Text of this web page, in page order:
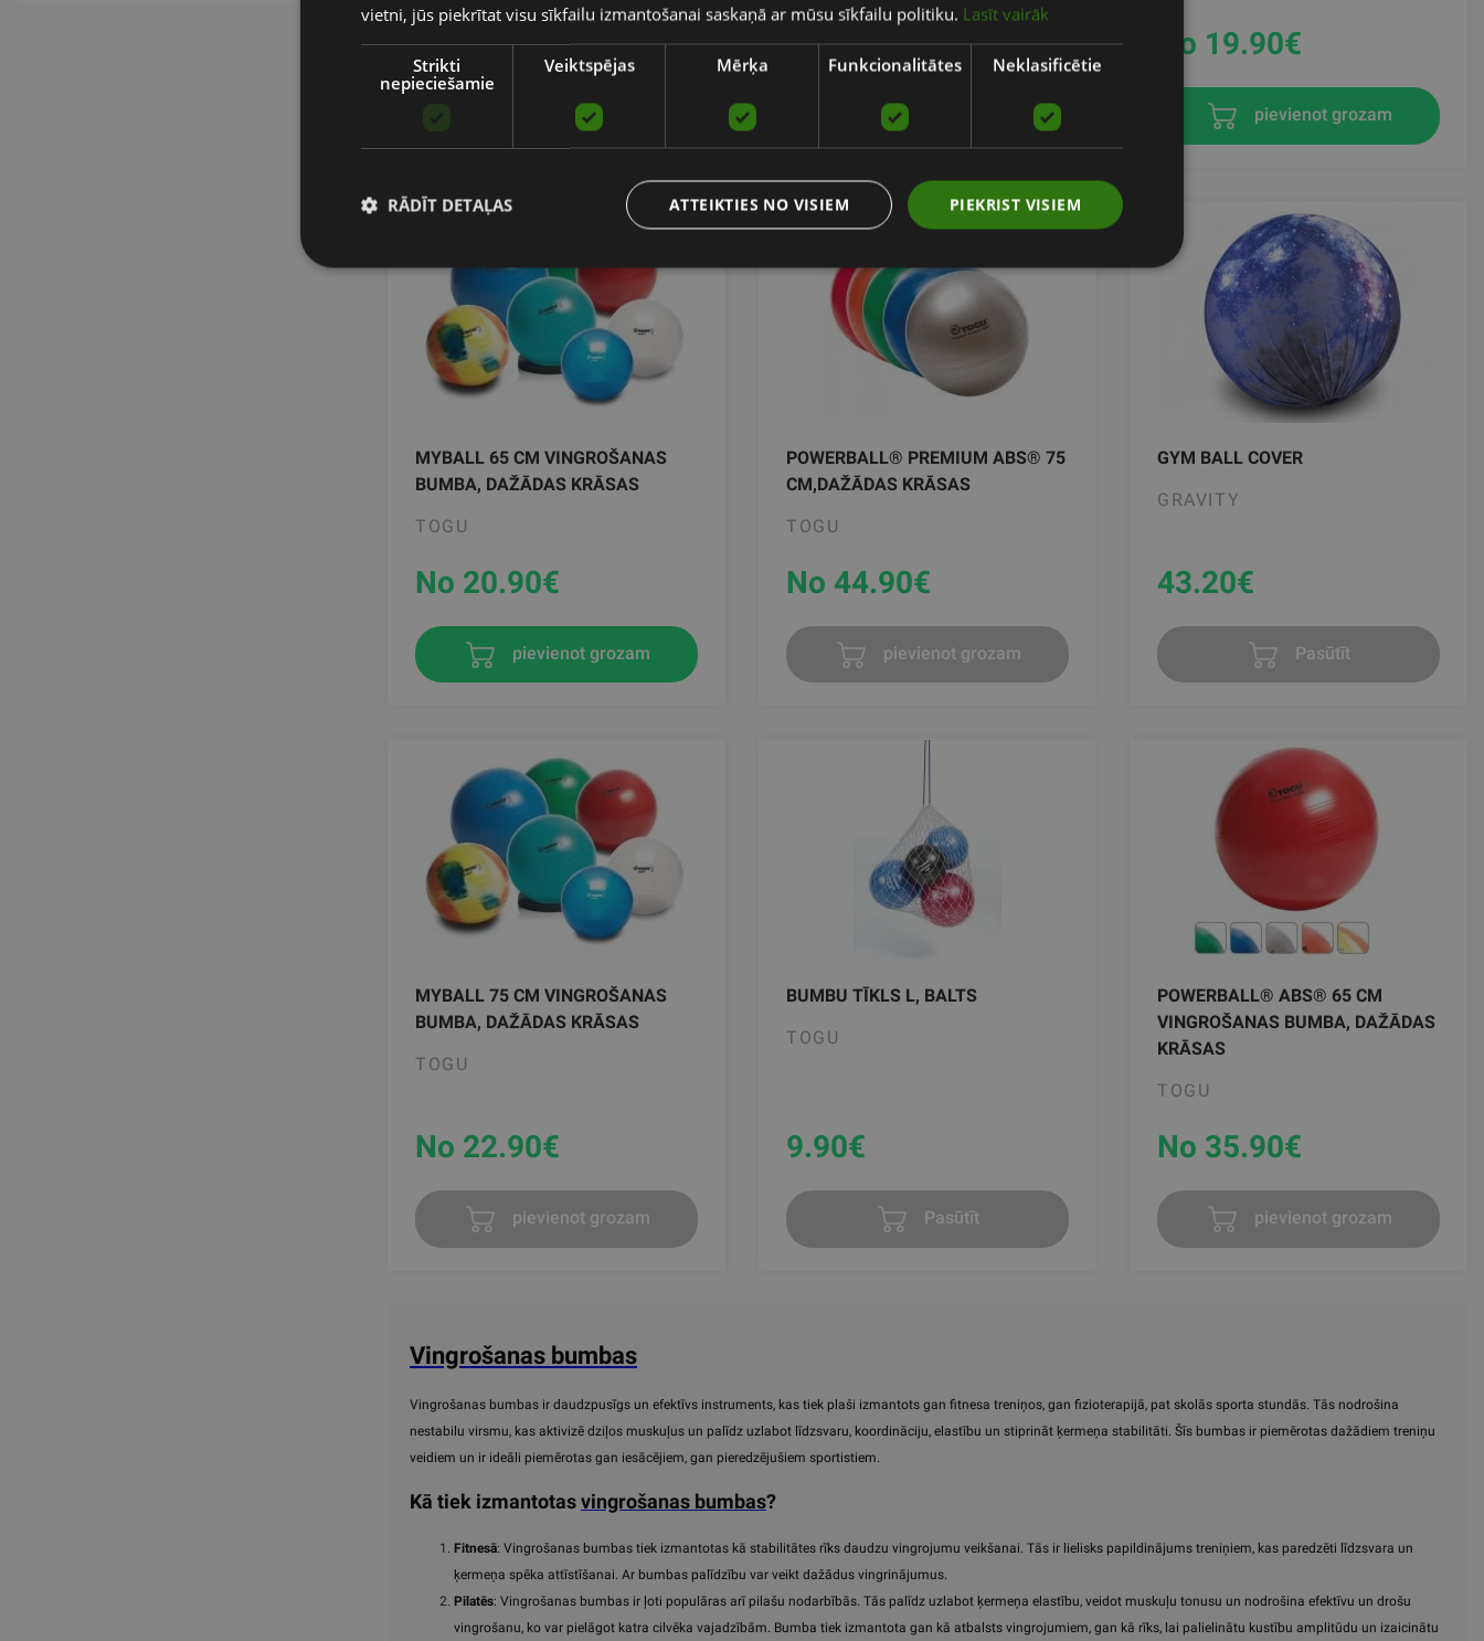
0.59€
pievienot grozam
No 22.90€
pievienot grozam
No 19.90€
pievienot grozam
MYBALL 65 CM VINGROŠANAS
BUMBA, DAŽĀDAS KRĀSAS
TOGU
No 20.90€
pievienot grozam
POWERBALL® PREMIUM ABS® 75
CM,DAŽĀDAS KRĀSAS
TOGU
No 44.90€
pievienot grozam
GYM BALL COVER
GRAVITY
43.20€
Pasūtīt
MYBALL 75 CM VINGROŠANAS
BUMBA, DAŽĀDAS KRĀSAS
TOGU
No 22.90€
pievienot grozam
BUMBU TĪKLS L, BALTS
TOGU
9.90€
Pasūtīt
POWERBALL® ABS® 65 CM
VINGROŠANAS BUMBA, DAŽĀDAS
KRĀSAS
TOGU
No 35.90€
pievienot grozam
Vingrošanas bumbas
Vingrošanas bumbas ir daudzpusīgs un efektīvs instruments, kas tiek plaši izmantots gan fitnesa treniņos, gan fizioterapijā, pat skolās sporta stundās. Tās nodrošina
nestabilu virsmu, kas aktivizē dziļos muskuļus un palīdz uzlabot līdzsvaru, koordināciju, elastību un stiprināt ķermeņa stabilitāti. Šīs bumbas ir piemērotas dažādiem treniņu
veidiem un ir ideāli piemērotas gan iesācējiem, gan pieredzējušiem sportistiem.
Kā tiek izmantotasvingrošanas bumbas?
Fitnesā: Vingrošanas bumbas tiek izmantotas kā stabilitātes rīks daudzu vingrojumu veikšanai. Tās ir lielisks papildinājums treniņiem, kas paredzēti līdzsvara un
ķermeņa spēka attīstīšanai. Ar bumbas palīdzību var veikt dažādus vingrinājumus.
Pilatēs: Vingrošanas bumbas ir ļoti populāras arī pilašu nodarbībās. Tās palīdz uzlabot ķermeņa elastību, veidot muskuļu tonusu un nodrošina efektīvu un drošu
vingrošanu, ko var pielāgot katra cilvēka vajadzībām. Bumba tiek izmantota gan kā atbalsts vingrojumiem, gan kā rīks, lai palielinātu kustību amplitūdu un izaicinātu
RUSSIAN
vietni, jūs piekrītat visu sīkfailu izmantošanai saskaņā ar mūsu sīkfailu politiku. Lasīt vairāk
Strikti
nepieciešamie
Veiktspējas Mērķa Funkcionalitātes Neklasificētie
PIEKRIST VISIEM
ATTEIKTIES NO VISIEM
RĀDĪT DETAĻAS